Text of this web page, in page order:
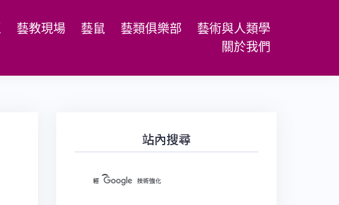
藝教現場 藝鼠 藝類俱樂部
藝術與人類學
關於我們
站內搜尋